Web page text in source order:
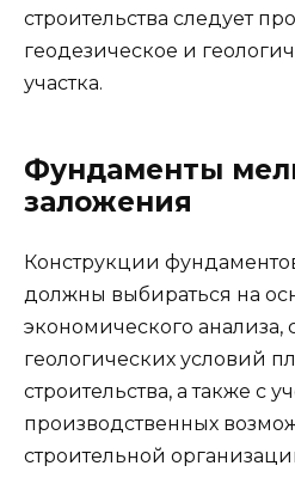
строительства следует
геодезическое и
участка.
Фундаменты
заложения
Конструкции
должны выбираться на
экономического
геологических условий
строительства, а также с
производственных
строительной